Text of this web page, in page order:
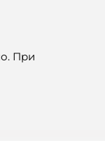
При